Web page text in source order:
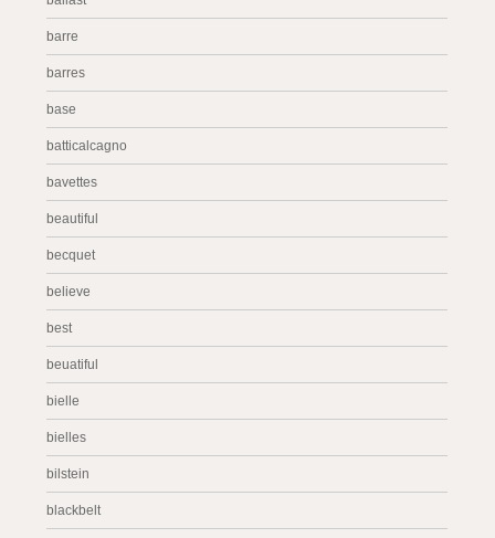
barre
barres
base
batticalcagno
bavettes
beautiful
becquet
believe
best
beuatiful
bielle
bielles
bilstein
blackbelt